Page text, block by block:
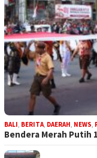
BALI, BERITA, DAERAH, NEWS,
Bendera Merah Putih